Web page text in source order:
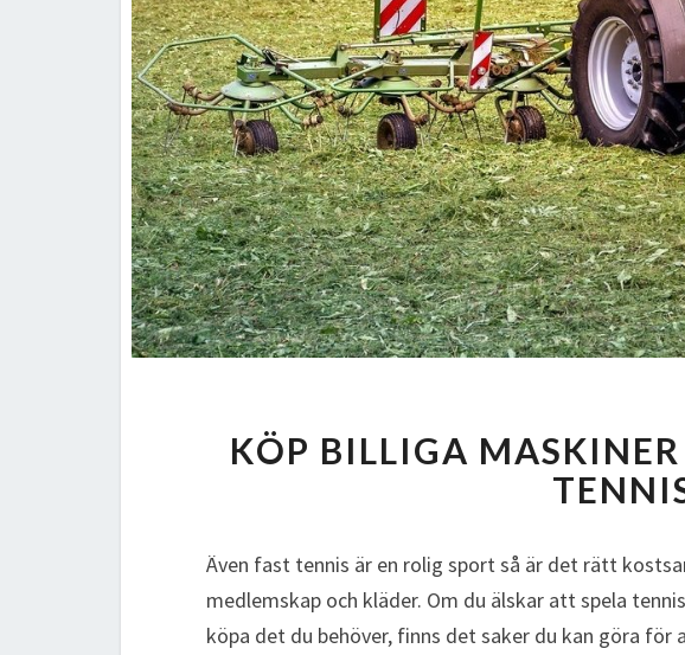
OCH
RÅD
MED
KÖP BILLIGA
Även fast tennis är en rolig sport så är det rätt
medlemskap och kläder. Om du älskar att spela
köpa det du behöver, finns det saker du kan göra för